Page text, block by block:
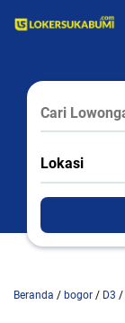
Lokasi
Beranda / bogor / D3 /